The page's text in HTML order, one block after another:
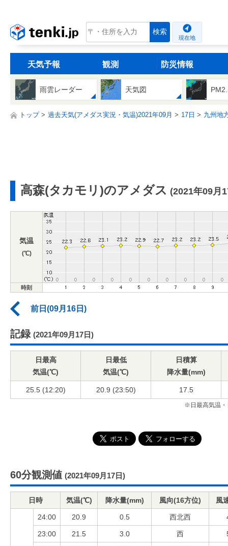
tenki.jp 検索
現在地
天気予報 観測 防災情報
雨雲レーダー 天気図
トップ 過去天気(アメダス実況・気温)2021年09月 17日 九州地
高森(タカモリ)のアメダス (2021年09月
気温
(℃)
時刻
前日(09月16日)
記録 (2021年09月17日)
日最高
気温(℃)
日最低
気温(℃)
日積算
降水量(mm)
25.5 (12:20) 20.9 (23:50) 17.5
※日最高気温・
60分観測値 (2021年09月17日)
日時 気温(℃) 降水量(mm) 風向(16方位) 風
24:00 20.9 0.5 西北西
23:00 21.5 3.0 西